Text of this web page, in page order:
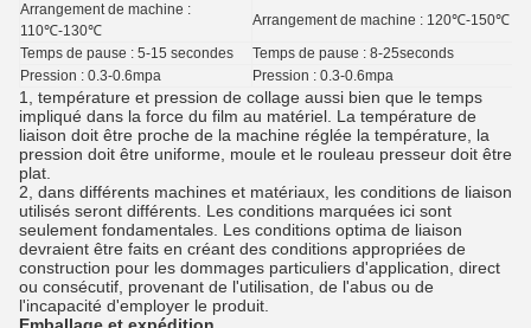
Arrangement de machine :
110℃-130℃
Arrangement de machine : 120℃-150℃
Temps de pause : 5-15 secondes
Temps de pause : 8-25seconds
Pression : 0.3-0.6mpa
Pression : 0.3-0.6mpa
1, température et pression de collage aussi bien que le temps
impliqué dans la force du film au matériel. La température de
liaison doit être proche de la machine réglée la température, la
pression doit être uniforme, moule et le rouleau presseur doit être
plat.
2, dans différents machines et matériaux, les conditions de liaison
utilisés seront différents. Les conditions marquées ici sont
seulement fondamentales. Les conditions optima de liaison
devraient être faits en créant des conditions appropriées de
construction pour les dommages particuliers d'application, direct
ou consécutif, provenant de l'utilisation, de l'abus ou de
l'incapacité d'employer le produit.